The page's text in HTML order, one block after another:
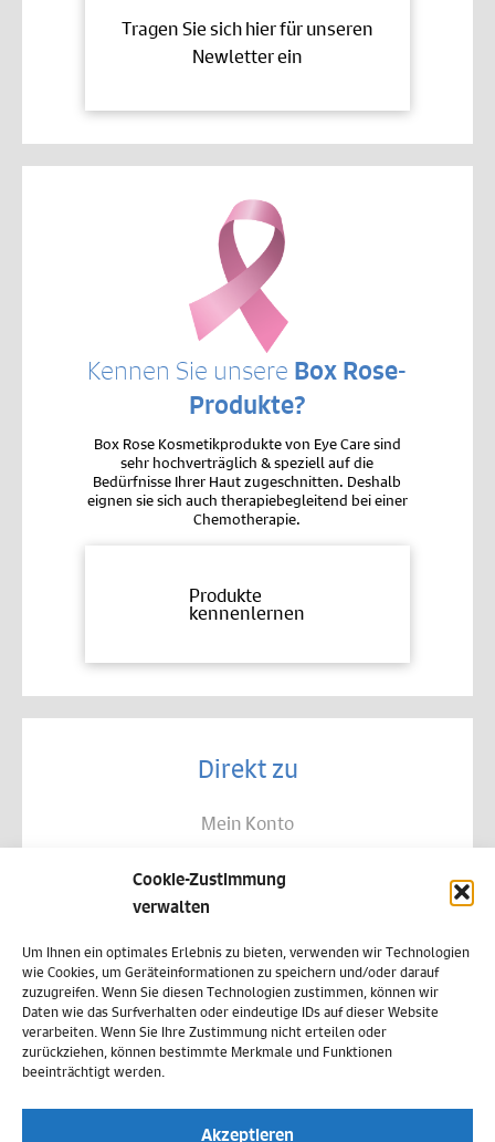
Cookie-Zustimmung
verwalten
Um Ihnen ein optimales Erlebnis zu bieten, verwenden wir Technologien
wie Cookies, um Geräteinformationen zu speichern und/oder darauf
zuzugreifen. Wenn Sie diesen Technologien zustimmen, können wir
Daten wie das Surfverhalten oder eindeutige IDs auf dieser Website
verarbeiten. Wenn Sie Ihre Zustimmung nicht erteilen oder
zurückziehen, können bestimmte Merkmale und Funktionen
beeinträchtigt werden.
Akzeptieren
Tragen Sie sich hier für unseren
Newletter ein
Kennen Sie unsere Box Rose-
Produkte?
Box Rose Kosmetikprodukte von Eye Care sind
sehr hochverträglich & speziell auf die
Bedürfnisse Ihrer Haut zugeschnitten. Deshalb
eignen sie sich auch therapiebegleitend bei einer
Chemotherapie.
Produkte
kennenlernen
Direkt zu
Mein Konto
Allgemeine Geschäftsbedingungen
Datenschutz
Widerruf
Zahlungsweisen
Versand & Lieferung